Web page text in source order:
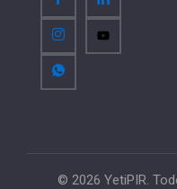
© 2026 YetiPIR.